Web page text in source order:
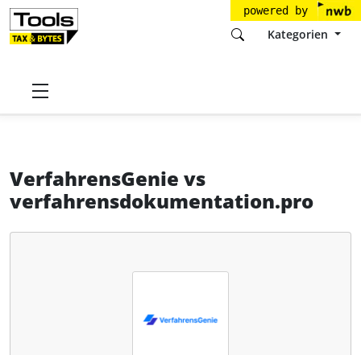
powered by
Kategorien
Startseite
VerfahrensGenie vs
verfahrensdokumentation.pro